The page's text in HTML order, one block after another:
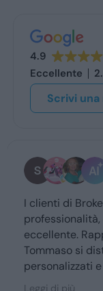
4.9
Eccellente
Scrivi
1 giorno
Grazie mille a